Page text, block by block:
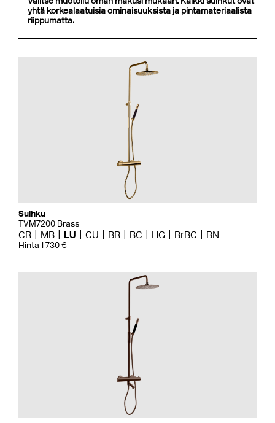
yhtä korkealaatuisia ominaisuuksista ja pintamateriaalista
riippumatta.
Suihku
TVM7200 Brass
CR MB LU CU BR BC HG BrBC BN
Hinta 1 730 €